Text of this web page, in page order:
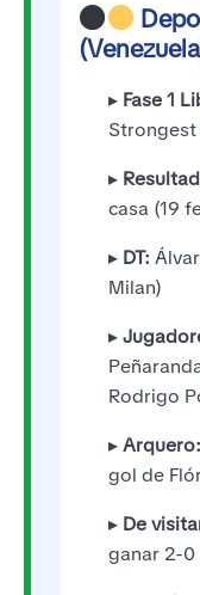
▸ Fase 1
Strongest
▸
casa (19
▸ DT:
Milan)
▸
Rodrigo
▸Arquero:
gol de
▸ De
ganar 2-0